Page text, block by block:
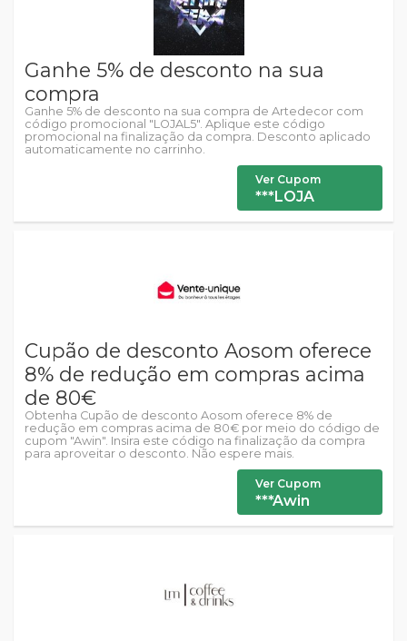
Ganhe 5% de desconto na sua
compra
Ganhe 5% de desconto na sua compra de Artedecor com
código promocional "LOJAL5". Aplique este código
promocional na finalização da compra. Desconto aplicado
automaticamente no carrinho.
Ver Cupom
***LOJA
Cupão de desconto Aosom oferece
8% de redução em compras acima
de 80€
Obtenha Cupão de desconto Aosom oferece 8% de
redução em compras acima de 80€ por meio do código de
cupom "Awin". Insira este código na finalização da compra
para aproveitar o desconto. Não espere mais.
Ver Cupom
***Awin